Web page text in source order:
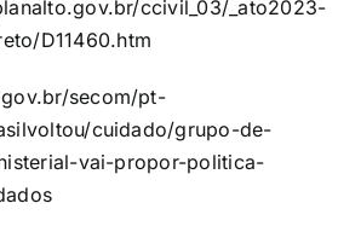
ccivil_03/_ato2023-
D11460.htm
secom/pt-
cuidado/grupo-de-
vai-propor-politica-